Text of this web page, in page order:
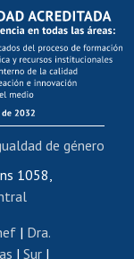
1058,
| Dra.
| Sur |
de género